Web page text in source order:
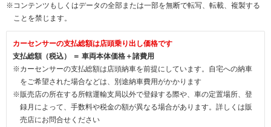
※コンテンツもしくはデータの全部または一部を無断で転写、転載、複製する
ことを禁じます。
カーセンサーの支払総額は店頭乗り出し価格です
支払総額（税込） ＝ 車両本体価格＋諸費用
※カーセンサーの支払総額は店頭納車を前提にしています。自宅への納車
をご希望された場合などは、別途納車費用がかかります
※販売店の所在する所轄運輸支局以外で登録する際や、車の定置場所、登
録月によって、手数料や税金の額が異なる場合があります。詳しくは販
売店にお問合せください